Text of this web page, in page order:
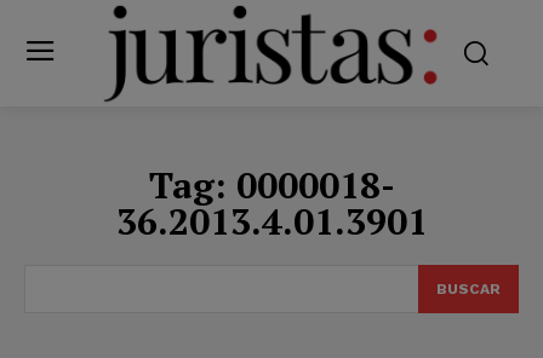
Tag: 0000018-
36.2013.4.01.3901
BUSCAR